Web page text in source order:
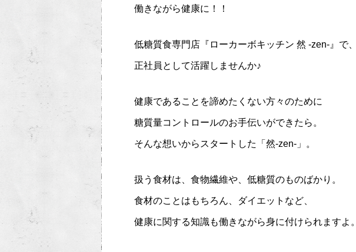
働きながら健康に！！
低糖質食専門店『ローカーボキッチン 然 -zen-』で、
正社員として活躍しませんか♪
健康であることを諦めたくない方々のために
糖質量コントロールのお手伝いができたら。
そんな想いからスタートした「然-zen-」。
扱う食材は、食物繊維や、低糖質のものばかり。
食材のことはもちろん、ダイエットなど、
健康に関する知識も働きながら身に付けられますよ。